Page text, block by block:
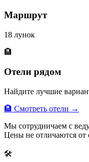
Маршрут
18 лунок
🏨
Отели рядом
Найдите лучшие
🏨 Смотреть отели →
Мы сотрудничаем с
Цены не отличаются
🛠